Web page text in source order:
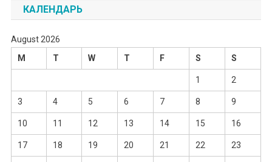
КАЛЕНДАРЬ
August 2026
M
T W T F S S
1 2
3 4 5 6 7 8 9
10 11 12 13 14 15 16
17 18 19 20 21 22 23